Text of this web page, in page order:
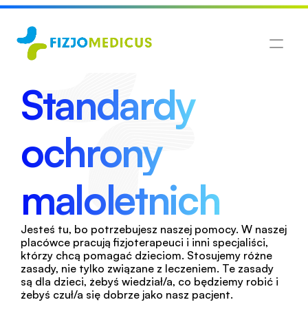
Standardy
ochrony
maloletnich
Jesteś tu, bo potrzebujesz naszej pomocy. W naszej
placówce pracują fizjoterapeuci i inni specjaliści,
którzy chcą pomagać dzieciom. Stosujemy różne
zasady, nie tylko związane z leczeniem. Te zasady
są dla dzieci, żebyś wiedział/a, co będziemy robić i
żebyś czuł/a się dobrze jako nasz pacjent.